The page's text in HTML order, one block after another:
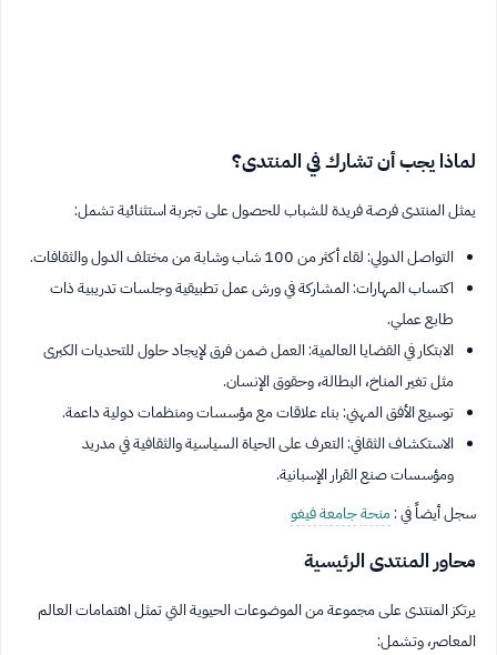
لماذا يجب أن تشارك في المنتدى؟
يمثل المنتدى فرصة فريدة للشباب للحصول على تجربة استثنائية تشمل:
التواصل الدولي: لقاء أكثر من 100 شاب وشابة من مختلف الدول والثقافات.
اكتساب المهارات: المشاركة في ورش عمل تطبيقية وجلسات تدريبية ذات
طابع عملي.
الابتكار في القضايا العالمية: العمل ضمن فرق لإيجاد حلول للتحديات الكبرى
مثل تغير المناخ، البطالة، وحقوق الإنسان.
توسيع الأفق المهني: بناء علاقات مع مؤسسات ومنظمات دولية داعمة.
الاستكشاف الثقافي: التعرف على الحياة السياسية والثقافية في مدريد
ومؤسسات صنع القرار الإسبانية.
سجل أيضاً في :منحة جامعة فيغو
محاور المنتدى الرئيسية
يرتكز المنتدى على مجموعة من الموضوعات الحيوية التي تمثل اهتمامات العالم
المعاصر، وتشمل: